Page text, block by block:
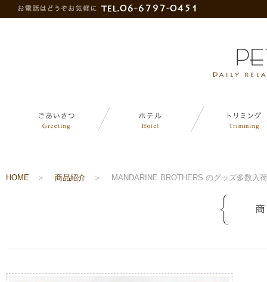
HOME ＞ 商品紹介 ＞ MANDARINE BROTHERS のグッズ多数入